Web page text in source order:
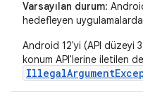
Varsayılan durum:
hedefleyen
Android 12'yi (API düzeyi
konum API'lerine iletilen